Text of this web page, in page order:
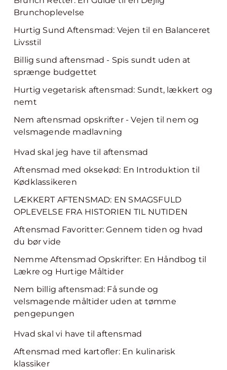
Brunchoplevelse
Hurtig Sund Aftensmad: Vejen til en Balanceret
Livsstil
Billig sund aftensmad - Spis sundt uden at
sprænge budgettet
Hurtig vegetarisk aftensmad: Sundt, lækkert og
nemt
Nem aftensmad opskrifter - Vejen til nem og
velsmagende madlavning
Hvad skal jeg have til aftensmad
Aftensmad med oksekød: En Introduktion til
Kødklassikeren
LÆKKERT AFTENSMAD: EN SMAGSFULD
OPLEVELSE FRA HISTORIEN TIL NUTIDEN
Aftensmad Favoritter: Gennem tiden og hvad
du bør vide
Nemme Aftensmad Opskrifter: En Håndbog til
Lækre og Hurtige Måltider
Nem billig aftensmad: Få sunde og
velsmagende måltider uden at tømme
pengepungen
Hvad skal vi have til aftensmad
Aftensmad med kartofler: En kulinarisk
klassiker